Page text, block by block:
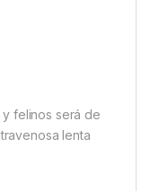
felinos será de
lenta